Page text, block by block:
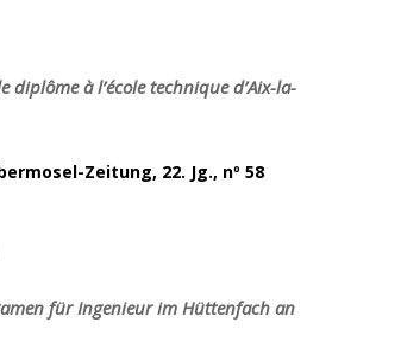
diplôme à l’école technique d’Aix-la-
Zeitung, 22. Jg., nº 58
für Ingenieur im Hüttenfach an